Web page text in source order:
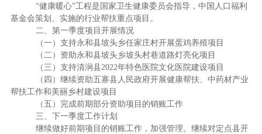
“健康暖心”工程是国家卫生健康委员会指导，中国人口福利
基金会策划、实施的行业帮扶重点项目。
二、第一季度项目开展情况
（一）支持永和县坡头乡任家庄村开展蛋鸡养殖项目
（二）资助永和县坡头乡坡头村巷道路灯亮化项目
（三）支持清涧县2022年特色医院文化医院建设项目
（四）继续资助五寨县人民政府开展健康帮扶、中药材产业
帮扶工作和美丽乡村建设项目
（五）完成前期部分资助项目的销账工作
三、下一季度工作计划
继续做好前期项目的销账工作，加强管理。继续对定点县开